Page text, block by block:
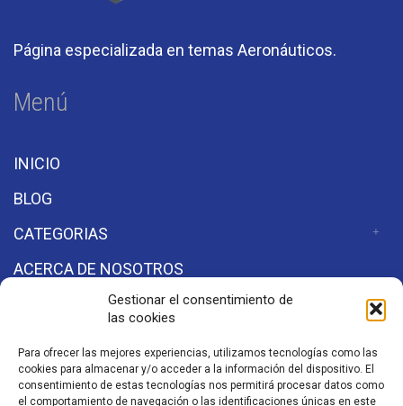
Gestionar el consentimiento de
las cookies
Para ofrecer las mejores experiencias, utilizamos tecnologías como las
cookies para almacenar y/o acceder a la información del dispositivo. El
consentimiento de estas tecnologías nos permitirá procesar datos como
el comportamiento de navegación o las identificaciones únicas en este
Página especializada en temas Aeronáuticos.
Menú
INICIO
BLOG
CATEGORIAS
ACERCA DE NOSOTROS
Secciones
Aviso de Privacidad